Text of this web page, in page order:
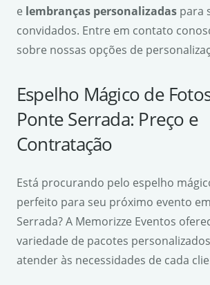
e lembranças personalizadas para
convidados. Entre em contato
sobre nossas opções de
Espelho Mágico de
Ponte Serrada: Preço e
Contratação
Está procurando pelo espelho
perfeito para seu próximo evento
Serrada? A Memorizze Eventos
variedade de pacotes
atender às necessidades de cada